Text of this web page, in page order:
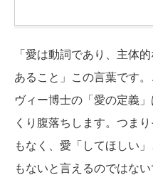
「愛は動詞であり、主体
あること」この言葉です
ヴィー博士の「愛の定義
くり腹落ちします。つま
もなく、愛「してほしい
もないと言えるのではない